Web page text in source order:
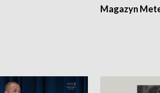
Magazyn